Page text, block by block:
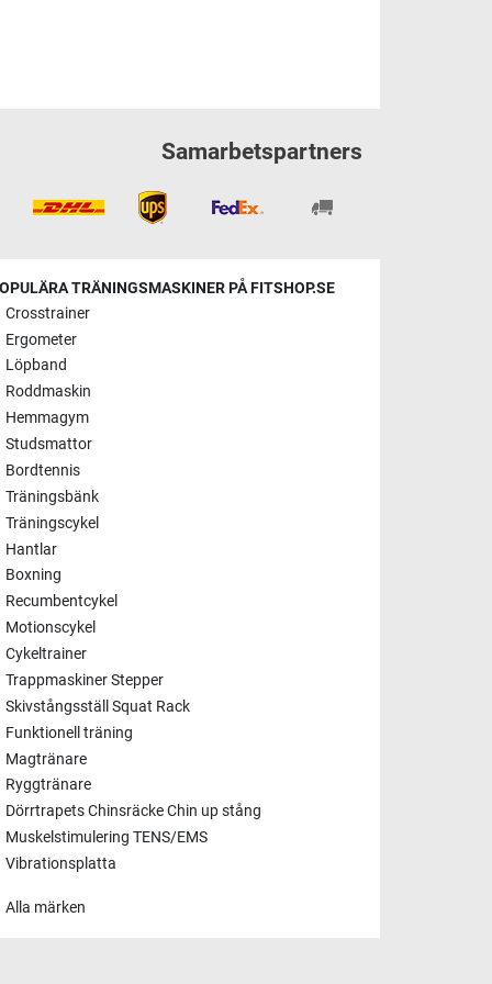
Samarbetspartners
TRÄNINGSMASKINER PÅ FITSHOP.SE
Crosstrainer
Ergometer
Löpband
Roddmaskin
Hemmagym
Studsmattor
Bordtennis
Träningsbänk
Träningscykel
Hantlar
Boxning
Recumbentcykel
Motionscykel
Cykeltrainer
Trappmaskiner Stepper
Skivstångsställ Squat Rack
Funktionell träning
Magtränare
Ryggtränare
Dörrtrapets Chinsräcke Chin up stång
Muskelstimulering TENS/EMS
Vibrationsplatta
Alla märken